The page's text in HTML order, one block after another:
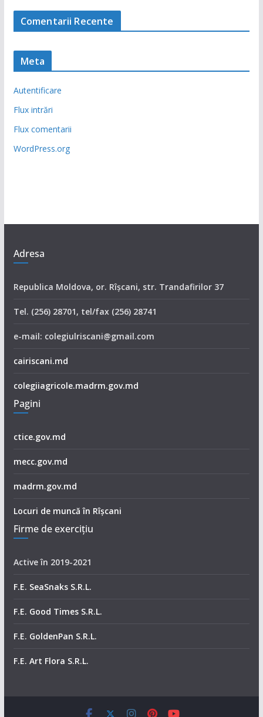
Comentarii Recente
Meta
Autentificare
Flux intrări
Flux comentarii
WordPress.org
Adresa
Republica Moldova, or. Rîşcani, str. Trandafirilor 37
Tel. (256) 28701, tel/fax (256) 28741
e-mail: colegiulriscani@gmail.com
cairiscani.md
colegiiagricole.madrm.gov.md
Pagini
ctice.gov.md
mecc.gov.md
madrm.gov.md
Locuri de muncă în Rîșcani
Firme de exerciţiu
Active în 2019-2021
F.E. SeaSnaks S.R.L.
F.E. Good Times S.R.L.
F.E. GoldenPan S.R.L.
F.E. Art Flora S.R.L.